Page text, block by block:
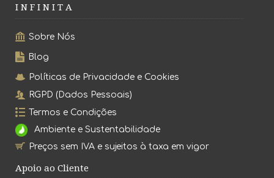
I N F I N I T A
Sobre Nós
Blog
Políticas de Privacidade e Cookies
RGPD (Dados Pessoais)
Termos e Condições
Ambiente e Sustentabilidade
Preços sem IVA e sujeitos à taxa em vigor
Apoio ao Cliente